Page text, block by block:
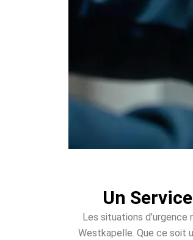
Un
Les situations
Westkapelle. Que ce soit